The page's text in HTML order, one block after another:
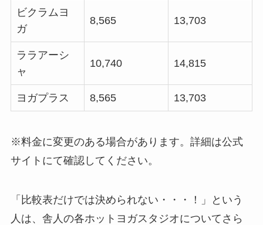
ビクラムヨ
ガ
8,565 13,703
ララアーシ
ャ
10,740 14,815
ヨガプラス 8,565 13,703
※料金に変更のある場合があります。詳細は公式
サイトにて確認してください。
「比較表だけでは決められない・・・！」という
人は、舎人の各ホットヨガスタジオについてさら